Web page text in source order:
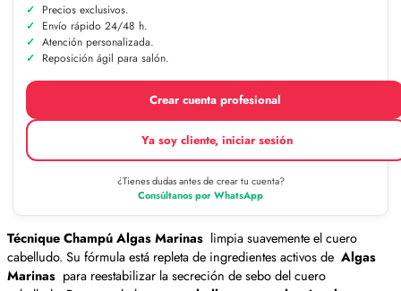
Precios exclusivos.
Envío rápido 24/48 h.
Atención personalizada.
Reposición ágil para salón.
Crear cuenta profesional
Ya soy cliente, iniciar sesión
¿Tienes dudas antes de crear tu cuenta?
Consúltanos por WhatsApp
Técnique Champú Algas Marinas limpia suavemente el cuero
cabelludo. Su fórmula está repleta de ingredientes activos de Algas
Marinas para reestabilizar la secreción de sebo del cuero